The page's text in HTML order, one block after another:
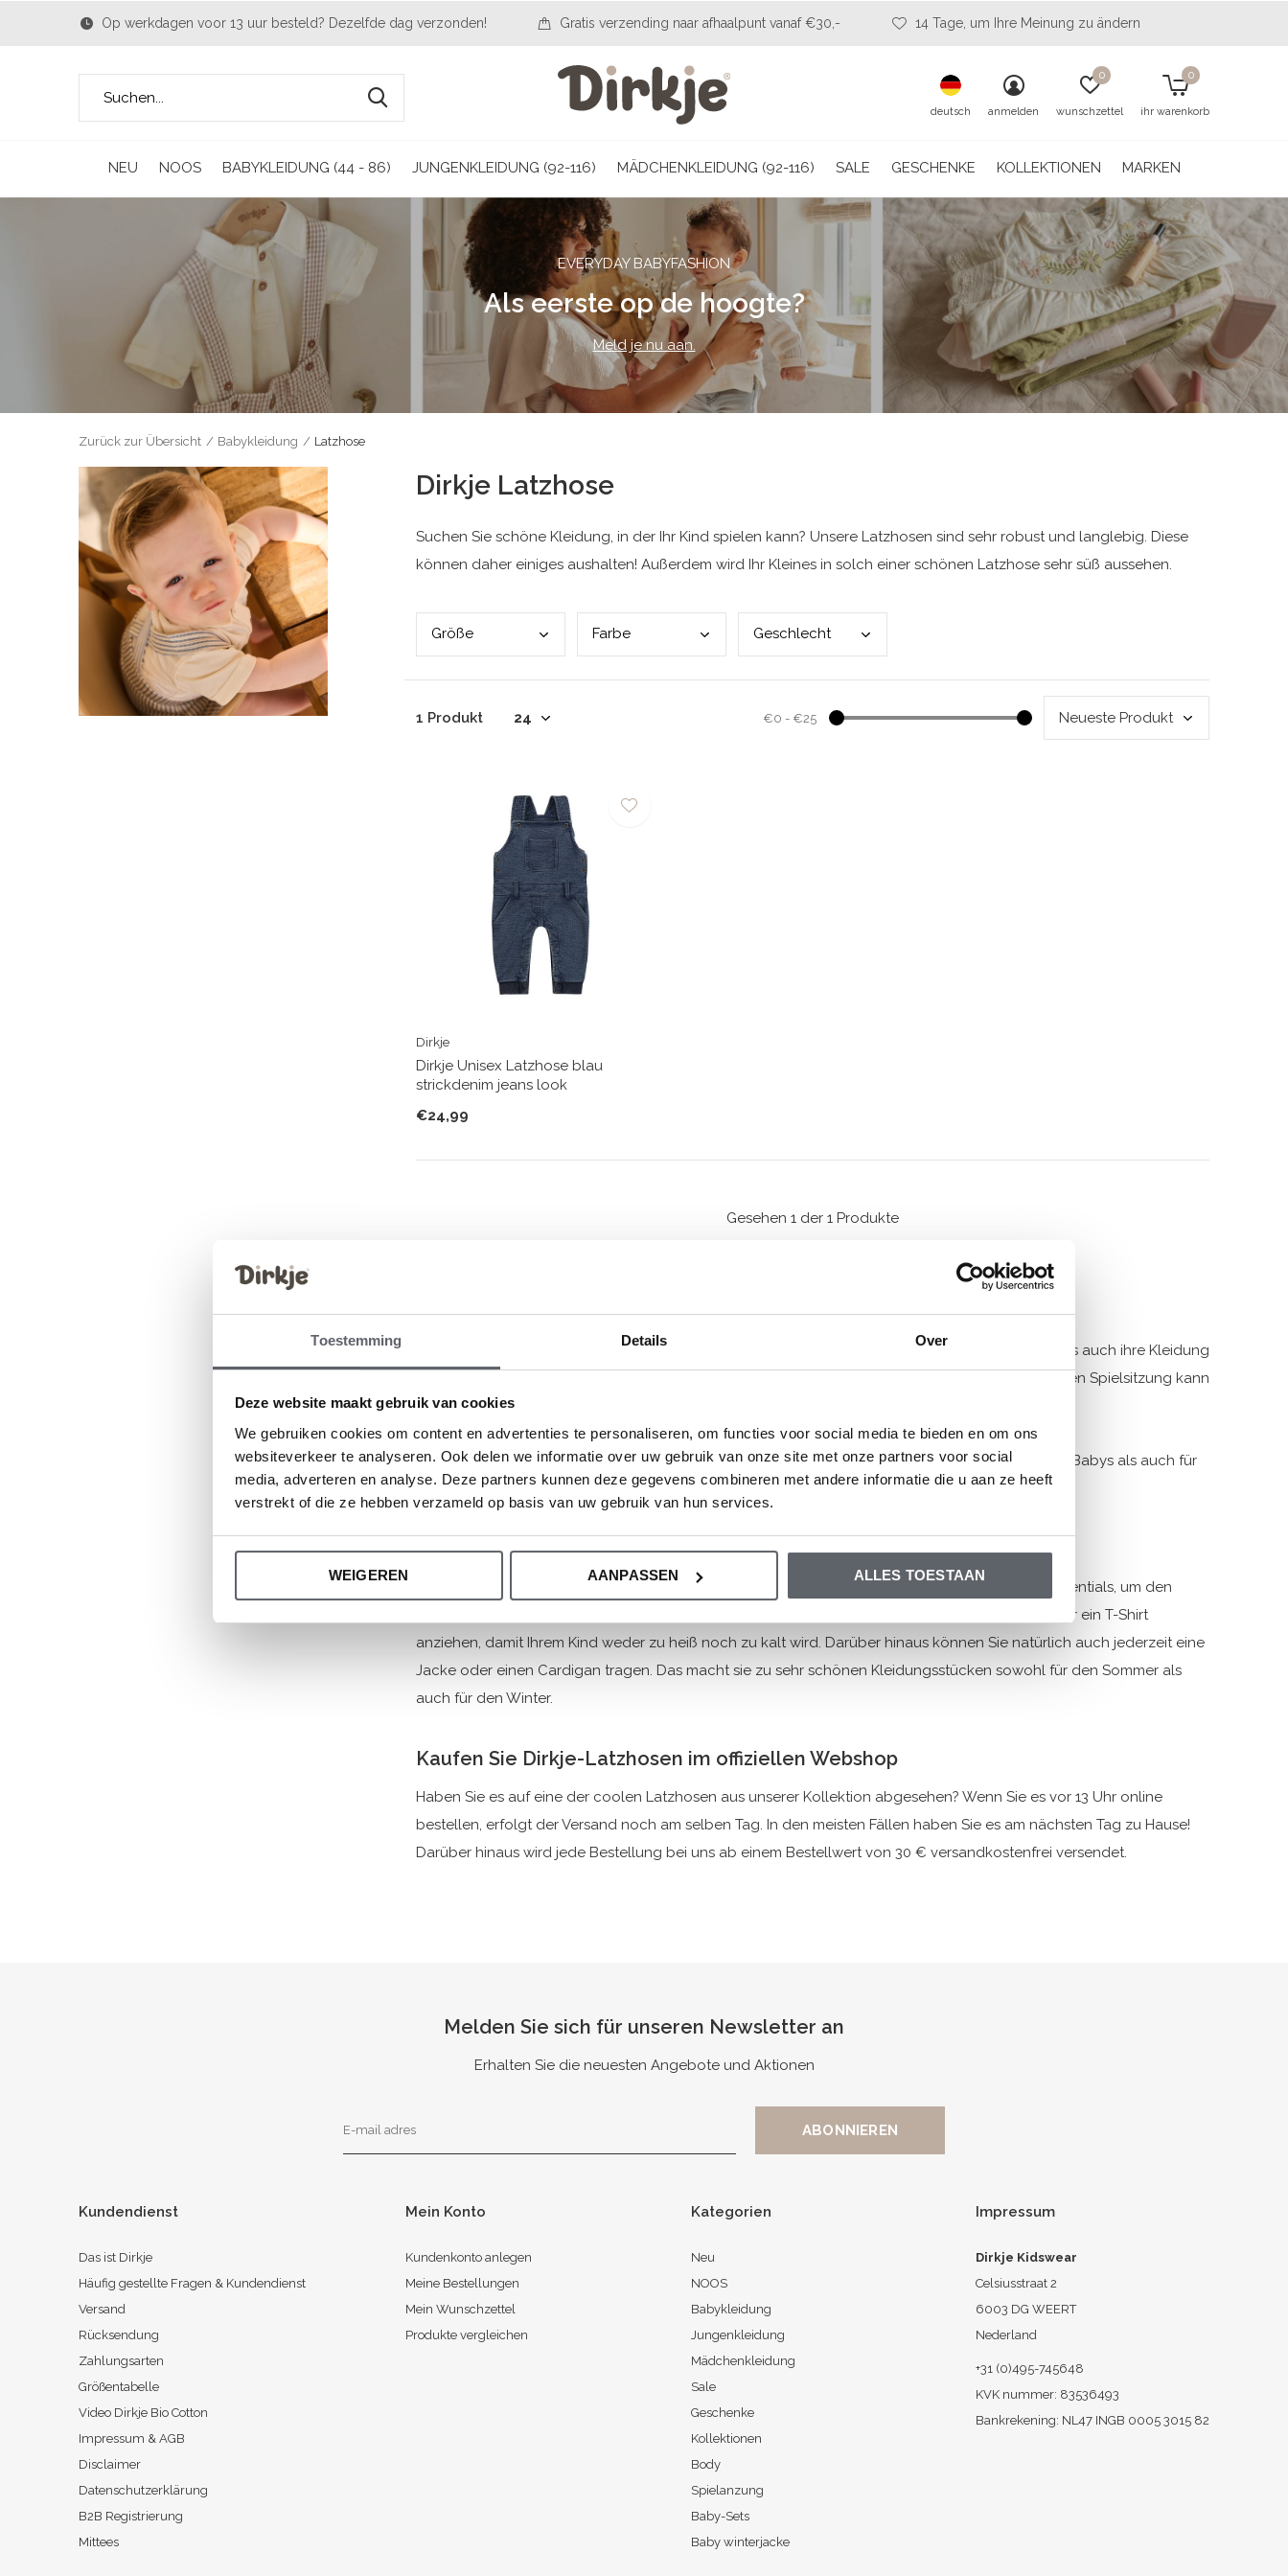
Toestemming Details Over
Deze website maakt gebruik van cookies
We gebruiken cookies om content en advertenties te personaliseren, om functies voor social media te bieden en om ons
websiteverkeer te analyseren. Ook delen we informatie over uw gebruik van onze site met onze partners voor social
media, adverteren en analyse. Deze partners kunnen deze gegevens combineren met andere informatie die u aan ze heeft
verstrekt of die ze hebben verzameld op basis van uw gebruik van hun services.
WEIGEREN AANPASSEN ALLES TOESTAAN
NEU NOOS BABYKLEIDUNG (44 - 86) JUNGENKLEIDUNG (92-116) MÄDCHENKLEIDUNG (92-116) SALE GESCHENKE KOLLEKTIONEN MARKEN
deutsch anmelden wunschzettel
0
ihr warenkorb
0
Op werkdagen voor 13 uur besteld? Dezelfde dag verzonden! Gratis verzending naar afhaalpunt vanaf €30,- 14 Tage, um Ihre Meinung zu ändern
EVERYDAY BABYFASHION
Als eerste op de hoogte?
Meld je nu aan.
Zurück zur Übersicht Babykleidung Latzhose
Dirkje Latzhose
Suchen Sie schöne Kleidung, in der Ihr Kind spielen kann? Unsere Latzhosen sind sehr robust und langlebig. Diese
können daher einiges aushalten! Außerdem wird Ihr Kleines in solch einer schönen Latzhose sehr süß aussehen.
Größe Farbe Geschlecht
1 Produkt €0 - €25
Dirkje
Dirkje Unisex Latzhose blau
strickdenim jeans look
€24,99
Gesehen 1 der 1 Produkte
Bestellen Sie die schönsten Latzhosen von Dirkje online
Kinder lieben es zu spielen, herumzutollen und zu kraxeln. Wenn sie ausgehen, ist es wichtig, dass auch ihre Kleidung
dem standhält. Dirkje Jeans-Latzhosen sind schön robust und leicht zu waschen. Nach einer guten Spielsitzung kann
es ohne Kratzer gewaschen werden und ist am nächsten Tag wie neu.
In unserem Sortiment finden Sie Latzhosen von Größe 56 bis Größe 116. So haben Sie sowohl für Babys als auch für
größere Kinder schöne Hosen von Dirkje.
Kombinieren Sie Latzhosen wunderbar für einen kompletten Look
Mit einer schönen Latzhose ist Ihr Outfit schon ziemlich weit, aber Ihnen fehlen noch ein paar Essentials, um den
Look zu vervollständigen. Je nach Wetterlage können Sie unter der Latzhose einen Pullover oder ein T-Shirt
anziehen, damit Ihrem Kind weder zu heiß noch zu kalt wird. Darüber hinaus können Sie natürlich auch jederzeit eine
Jacke oder einen Cardigan tragen. Das macht sie zu sehr schönen Kleidungsstücken sowohl für den Sommer als
auch für den Winter.
Kaufen Sie Dirkje-Latzhosen im offiziellen Webshop
Haben Sie es auf eine der coolen Latzhosen aus unserer Kollektion abgesehen? Wenn Sie es vor 13 Uhr online
bestellen, erfolgt der Versand noch am selben Tag. In den meisten Fällen haben Sie es am nächsten Tag zu Hause!
Darüber hinaus wird jede Bestellung bei uns ab einem Bestellwert von 30 € versandkostenfrei versendet.
Melden Sie sich für unseren Newsletter an
Erhalten Sie die neuesten Angebote und Aktionen
Kundendienst
Das ist Dirkje
Häufig gestellte Fragen & Kundendienst
Versand
Rücksendung
Zahlungsarten
Größentabelle
Video Dirkje Bio Cotton
Impressum & AGB
Disclaimer
Datenschutzerklärung
B2B Registrierung
Mittees
Mein Konto
Kundenkonto anlegen
Meine Bestellungen
Mein Wunschzettel
Produkte vergleichen
Kategorien
Neu
NOOS
Babykleidung
Jungenkleidung
Mädchenkleidung
Sale
Geschenke
Kollektionen
Body
Spielanzung
Baby-Sets
Baby winterjacke
Impressum
Dirkje Kidswear
Celsiusstraat 2
6003 DG WEERT
Nederland
+31 (0)495-745648
KVK nummer: 83536493
Bankrekening: NL47 INGB 0005 3015 82